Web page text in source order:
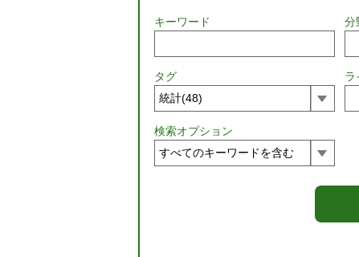
キーワード 分
タグ ラ
検索オプション